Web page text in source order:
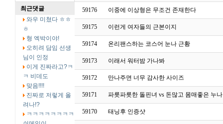
최근댓글
와우 미쳤다 ㅎㅎ
ㅎ
형 엑박이야!
오히려 담임 선생
님이 인정
이게 진짜라고?ㅋ
ㅋ 비데도
맞음!!!!
진짜로 저렇게 올
려나!?
ㅋㅋㅋㅋㅋㅋㅋㅋ
59176 이중에 이상형은 무조건 존재한다
59175 이런게 여자들의 근본이지
59174 온리팬스하는 코스어 눈나 근황
59173 이래서 워터밤 가나봐
59172 만나주면 너무 감사한 사이즈
59171 파릇파릇한 돌핀녀 vs 돈많고 몸매좋은 누나
59170 태닝후 인증샷